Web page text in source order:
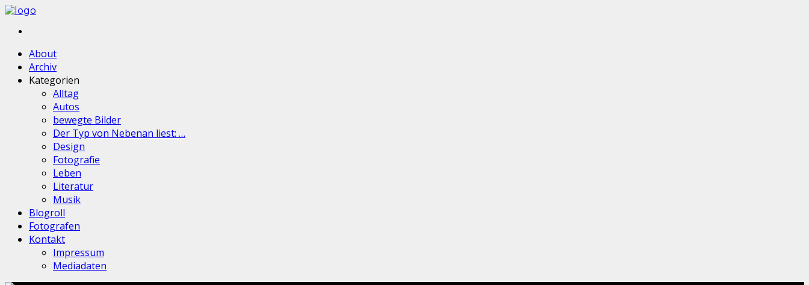
About
Archiv
Kategorien
Alltag
Autos
bewegte Bilder
Der Typ von Nebenan liest: …
Design
Fotografie
Leben
Literatur
Musik
Blogroll
Fotografen
Kontakt
Impressum
Mediadaten